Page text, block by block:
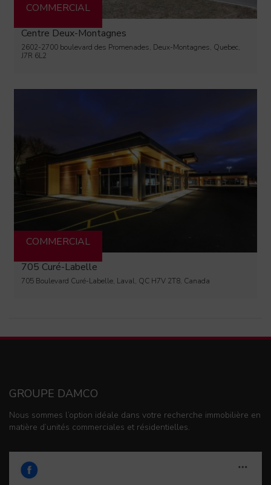
Centre Deux-Montagnes
2602-2700 boulevard des Promenades, Deux-Montagnes, Quebec,
J7R 6L2
COMMERCIAL
705 Curé-Labelle
705 Boulevard Curé-Labelle, Laval, QC H7V 2T8, Canada
COMMERCIAL
GROUPE DAMCO
Nous sommes l’option idéale dans votre recherche immobilière en
matière d’unités commerciales et résidentielles.